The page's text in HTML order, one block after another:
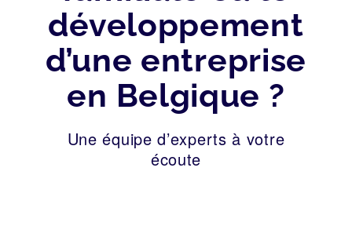
développement
d’une entreprise
en Belgique ?
Une équipe d’experts à votre
écoute